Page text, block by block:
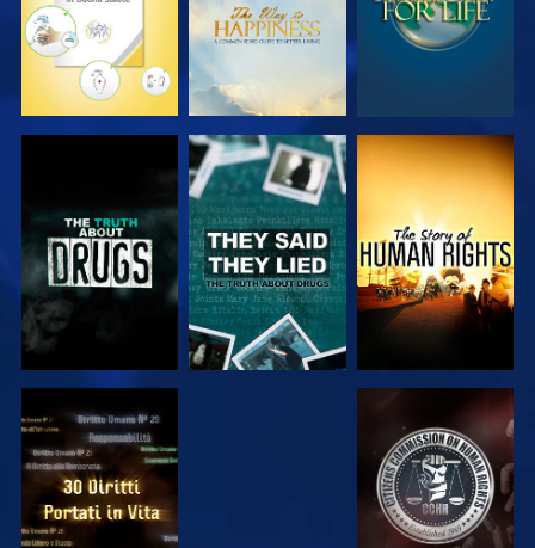
GUARDA GUARDA
GUARDA GUARDA